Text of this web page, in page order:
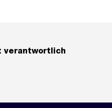
verantwortlich